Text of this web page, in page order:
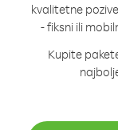
kvalitetne
- fiksni ili
Kupite